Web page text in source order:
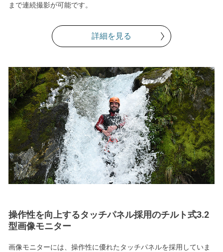
まで連続撮影が可能です。
詳細を見る
操作性を向上するタッチパネル採用のチルト式3.2
型画像モニター
画像モニターには、操作性に優れたタッチパネルを採用していま